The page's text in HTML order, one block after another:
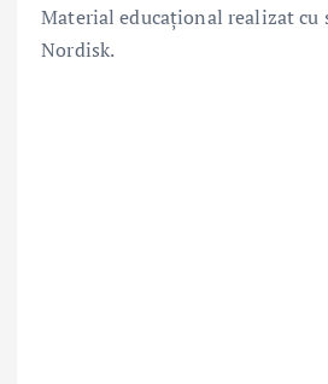
Material educațional realizat
Nordisk.